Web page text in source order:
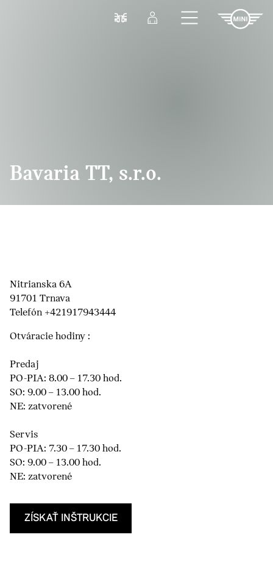
Porovnať Prihlásenie
Bavaria TT, s.r.o.
Nitrianska 6A
91701 Trnava
Telefón +421917943444
Otváracie hodiny :
Predaj
PO-PIA: 8.00 – 17.30 hod.
SO: 9.00 – 13.00 hod.
NE: zatvorené
Servis
PO-PIA: 7.30 – 17.30 hod.
SO: 9.00 – 13.00 hod.
NE: zatvorené
ZÍSKAŤ INŠTRUKCIE